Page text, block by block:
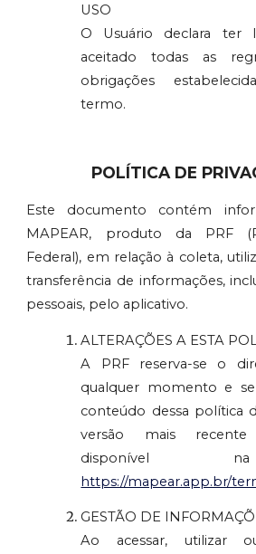
USO
O Usuário declara ter
aceitado todas as
obrigações
termo.
POLÍTICA DE
Este documento contém
MAPEAR, produto da PRF
Federal), em relação à coleta,
transferência de informações,
pessoais, pelo aplicativo.
ALTERAÇÕES A ESTA
A PRF reserva-se o
qualquer momento e
conteúdo dessa política
versão mais
disponível
https://mapear.app.br/
GESTÃO DE
Ao acessar, utilizar